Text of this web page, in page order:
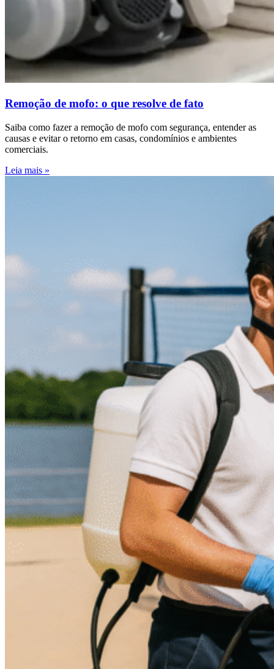
Remoção de mofo: o que resolve de fato
Saiba como fazer a remoção de mofo com segurança, entender as
causas e evitar o retorno em casas, condomínios e ambientes
comerciais.
Leia mais »